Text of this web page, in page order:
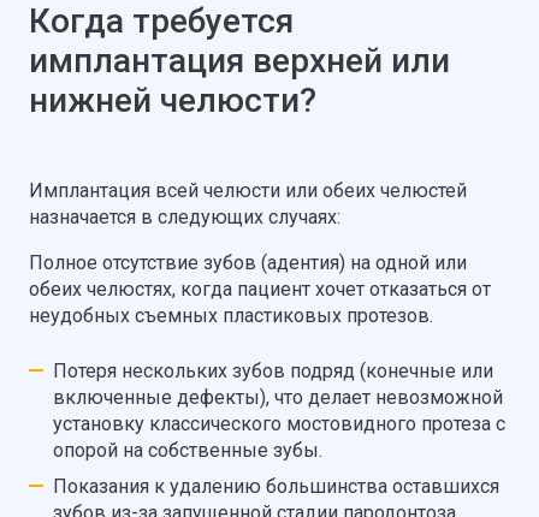
Когда требуется
имплантация верхней или
нижней челюсти?
Имплантация всей челюсти или обеих челюстей
назначается в следующих случаях:
Полное отсутствие зубов (адентия) на одной или
обеих челюстях, когда пациент хочет отказаться от
неудобных съемных пластиковых протезов.
Потеря нескольких зубов подряд (конечные или
включенные дефекты), что делает невозможной
установку классического мостовидного протеза с
опорой на собственные зубы.
Показания к удалению большинства оставшихся